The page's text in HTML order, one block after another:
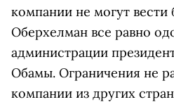
компании не могут вести
Оберхелман все равно
администрации
Обамы. Ограничения не
компании из других